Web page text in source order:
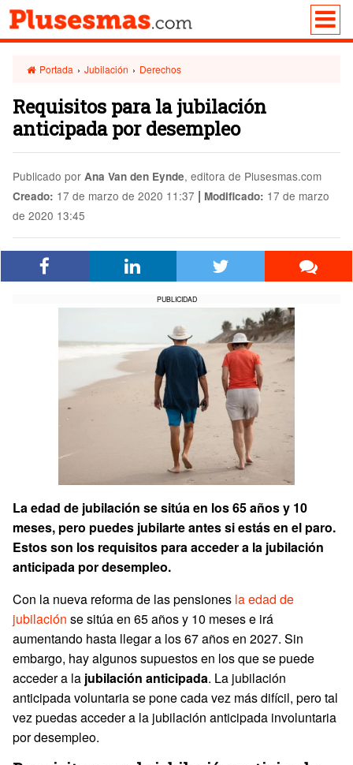
Portada › Jubilación › Derechos
Requisitos para la jubilación
anticipada por desempleo
Publicado por Ana Van den Eynde, editora de Plusesmas.com
Creado: 17 de marzo de 2020 11:37 | Modificado: 17 de marzo
de 2020 13:45
PUBLICIDAD
La edad de jubilación se sitúa en los 65 años y 10
meses, pero puedes jubilarte antes si estás en el paro.
Estos son los requisitos para acceder a la jubilación
anticipada por desempleo.
Con la nueva reforma de las pensiones la edad de
jubilación se sitúa en 65 años y 10 meses e irá
aumentando hasta llegar a los 67 años en 2027. Sin
embargo, hay algunos supuestos en los que se puede
acceder a la jubilación anticipada. La jubilación
anticipada voluntaria se pone cada vez más difícil, pero tal
vez puedas acceder a la jubilación anticipada involuntaria
por desempleo.